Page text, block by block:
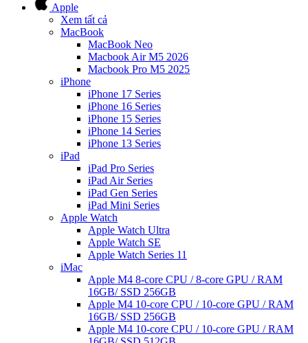
Apple
Xem tất cả
MacBook
MacBook Neo
Macbook Air M5 2026
Macbook Pro M5 2025
iPhone
iPhone 17 Series
iPhone 16 Series
iPhone 15 Series
iPhone 14 Series
iPhone 13 Series
iPad
iPad Pro Series
iPad Air Series
iPad Gen Series
iPad Mini Series
Apple Watch
Apple Watch Ultra
Apple Watch SE
Apple Watch Series 11
iMac
Apple M4 8-core CPU / 8-core GPU / RAM
16GB/ SSD 256GB
Apple M4 10-core CPU / 10-core GPU / RAM
16GB/ SSD 256GB
Apple M4 10-core CPU / 10-core GPU / RAM